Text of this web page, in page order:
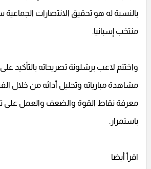
بالنسبة له هو تحقيق الانتصارات
منتخب إسبانيا.
واختتم لاعب برشلونة تصريحاته بالتأكيد
مشاهدة مبارياته وتحليل أدائه من خلال
معرفة نقاط القوة والضعف والعمل على
باستمرار.
اقرأ أيضا